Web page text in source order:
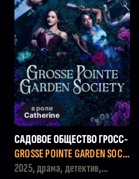
в роли
Catherine
САДОВОЕ ОБЩЕСТВО ГРОСС-
ПОЙНТА
GROSSE POINTE GARDEN SOCIE
TY
2025, драма, детектив,